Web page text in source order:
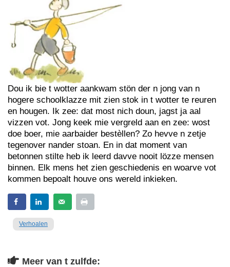
Dou ik bie t wotter aankwam stön der n jong van n
hogere schoolklazze mit zien stok in t wotter te reuren
en hougen. Ik zee: dat most nich doun, jagst ja aal
vizzen vot. Jong keek mie vergreld aan en zee: wost
doe boer, mie aarbaider bestèllen? Zo hevve n zetje
tegenover nander stoan. En in dat moment van
betonnen stilte heb ik leerd davve nooit lözze mensen
binnen. Elk mens het zien geschiedenis en woarve vot
kommen bepoalt houve ons wereld inkieken.
Verhoalen
Meer van t zulfde: